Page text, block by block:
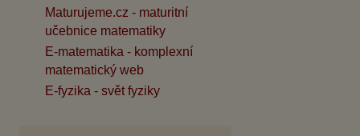
Maturujeme.cz - maturitní
učebnice matematiky
E-matematika - komplexní
matematický web
E-fyzika - svět fyziky